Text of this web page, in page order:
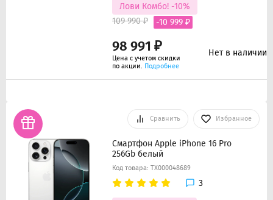
Лови Комбо! -10%
98 991 ₽
109 990 ₽ -10 999 ₽
Цена с учетом скидки
по акции. Подробнее
Нет в наличии
Сравнить Избранное
Смартфон Apple iPhone 16 Pro
256Gb белый
Код товара: ТХ000048689
3